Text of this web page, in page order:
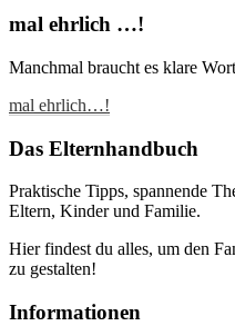
mal ehrlich …!
Manchmal braucht es klare
mal ehrlich…!
Das Elternhandbuch
Praktische Tipps, spannende
Eltern, Kinder und Familie.
Hier findest du alles, um den
zu gestalten!
Informationen